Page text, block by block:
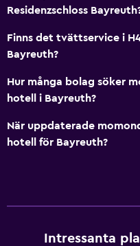
Residenzschloss
Finns det tvättservice i
Bayreuth?
Hur många bolag söker
hotell i Bayreuth?
När uppdaterade
hotell för Bayreuth?
Intressanta